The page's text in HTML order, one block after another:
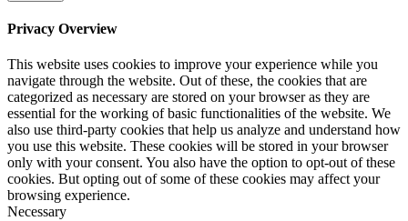
Privacy Overview
This website uses cookies to improve your experience while you
navigate through the website. Out of these, the cookies that are
categorized as necessary are stored on your browser as they are
essential for the working of basic functionalities of the website. We
also use third-party cookies that help us analyze and understand how
you use this website. These cookies will be stored in your browser
only with your consent. You also have the option to opt-out of these
cookies. But opting out of some of these cookies may affect your
browsing experience.
Necessary